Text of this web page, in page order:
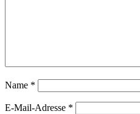
Name *
E-Mail-Adresse *